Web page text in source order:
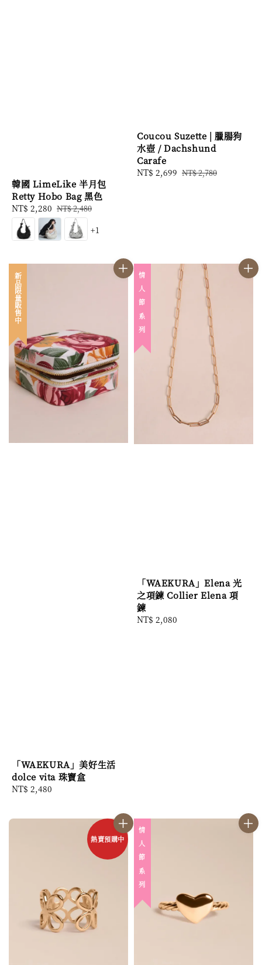
韓國 LimeLike 半月包
Retty Hobo Bag 黑色
Sale
price
NT$ 2,280 Regular
price
NT$ 2,480
+1
Coucou Suzette | 臘腸狗
水壺 / Dachshund
Carafe
Sale
NT$ 2,699 Regular
NT$ 2,780
新品限量販售中
「WAEKURA」美好生活
dolce vita 珠寶盒
Regular
NT$ 2,480
情 人 節 系 列
「WAEKURA」Elena 光
之項鍊 Collier Elena 項
鍊
Regular
NT$ 2,080
熱賣預購中 情 人 節 系 列